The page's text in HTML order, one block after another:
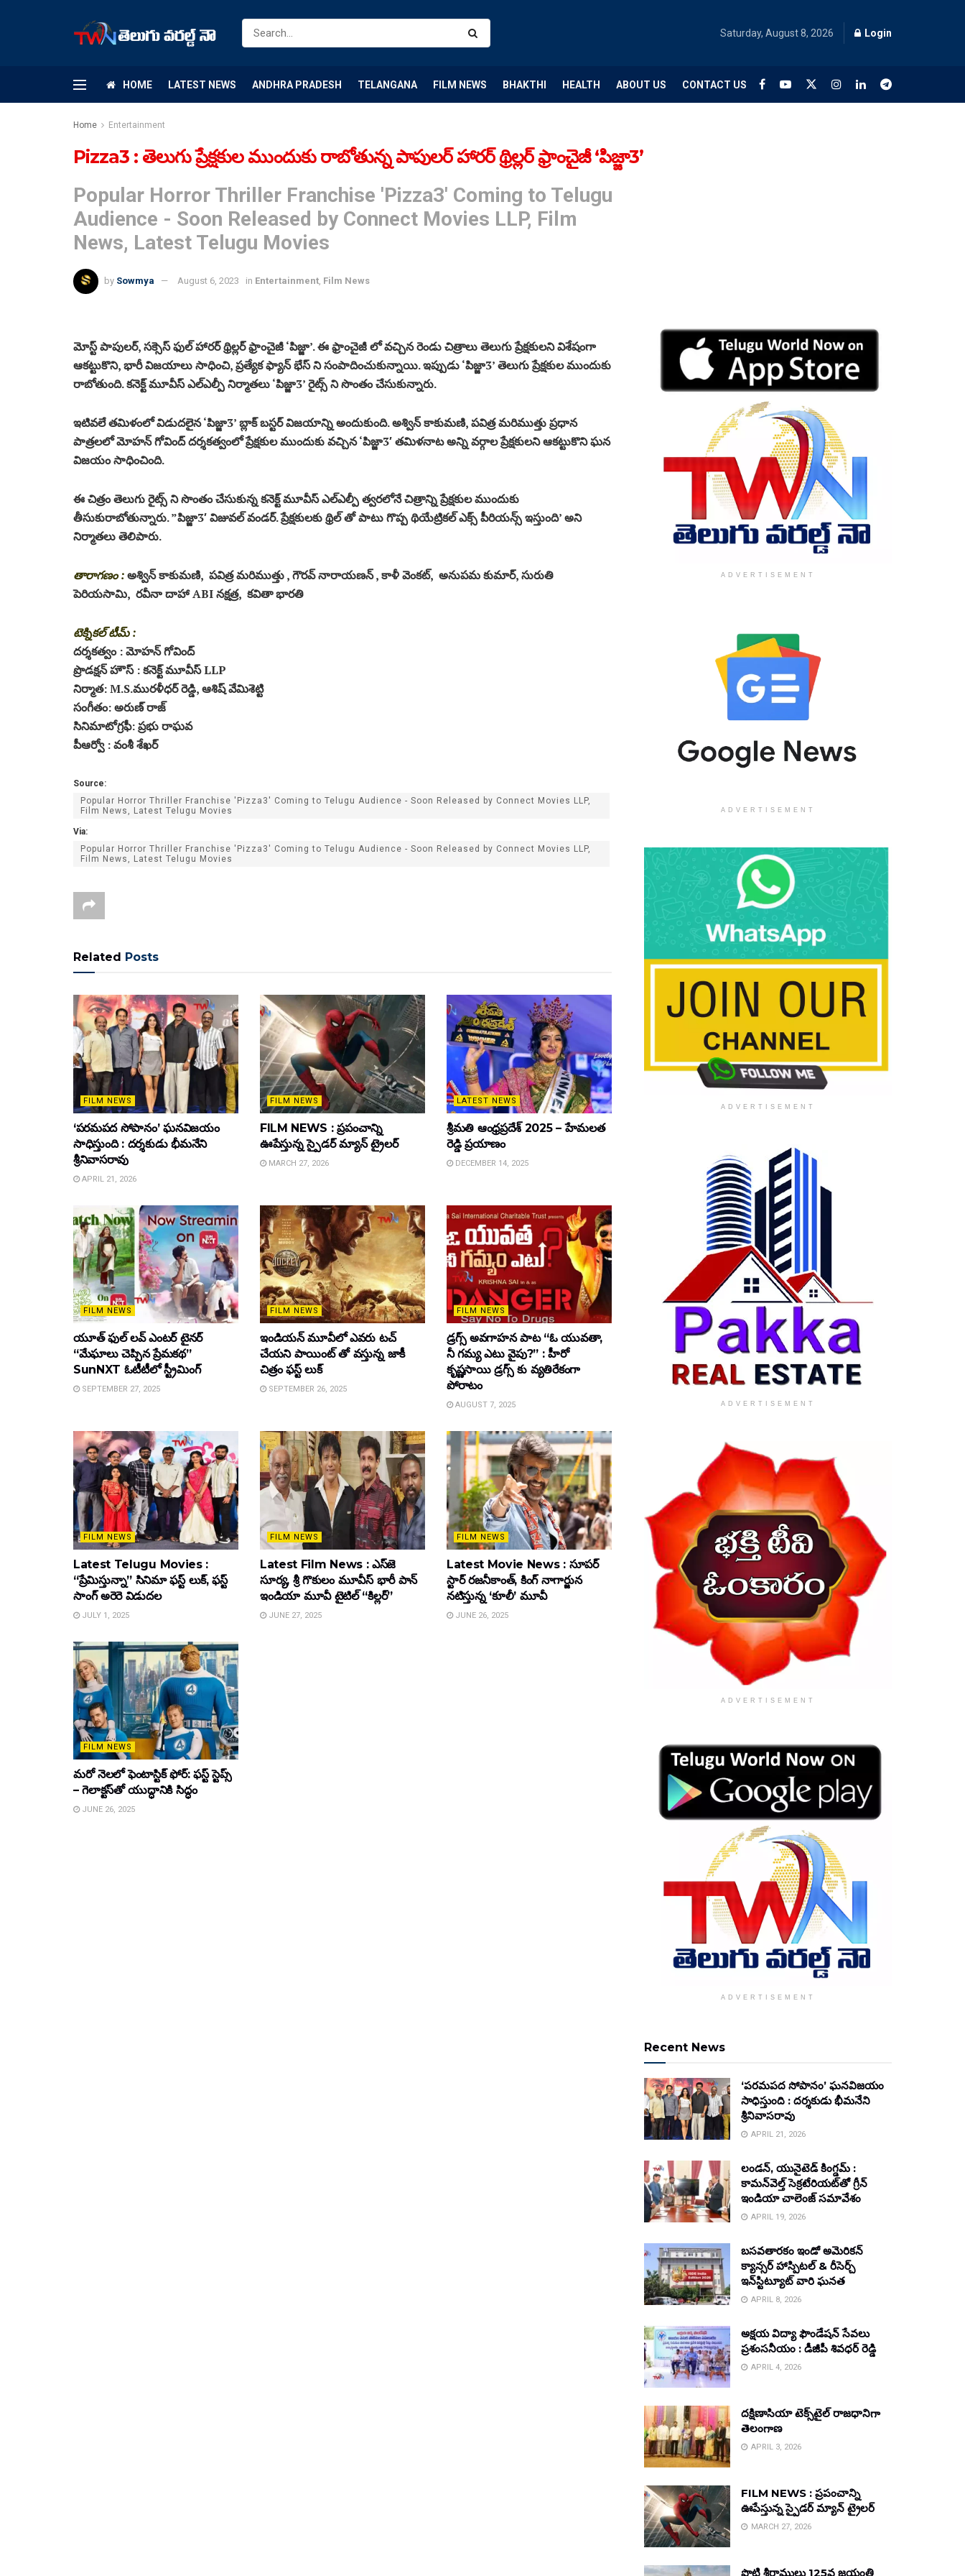
Saturday, August 8, 2026 Login
HOME LATEST NEWS ANDHRA PRADESH TELANGANA FILM NEWS BHAKTHI HEALTH ABOUT US CONTACT US
Home Entertainment
Pizza3 : తెలుగు ప్రేక్షకుల ముందుకు రాబోతున్న పాపులర్ హారర్ థ్రిల్లర్ ఫ్రాంచైజీ ‘పిజ్జా3’
Popular Horror Thriller Franchise 'Pizza3' Coming to Telugu
Audience - Soon Released by Connect Movies LLP, Film
News, Latest Telugu Movies
by Sowmya August 6, 2023 in Entertainment, Film News
మోస్ట్ పాపులర్, సక్సెస్ ఫుల్ హారర్ థ్రిల్లర్ ఫ్రాంచైజీ ‘పిజ్జా’. ఈ ఫ్రాంచైజీ లో వచ్చిన రెండు చిత్రాలు తెలుగు ప్రేక్షకులని విశేషంగా
ఆకట్టుకొని, భారీ విజయాలు సాధించి, ప్రత్యేక ఫ్యాన్ భేస్ ని సంపాదించుకున్నాయి. ఇప్పుడు ‘పిజ్జా3’ తెలుగు ప్రేక్షకుల ముందుకు
రాబోతుంది. కనెక్ట్ మూవీస్ ఎల్ఎల్పీ నిర్మాతలు ‘పిజ్జా3’ రైట్స్ ని సొంతం చేసుకున్నారు.
ఇటివలే తమిళంలో విడుదలైన ‘పిజ్జా3’ బ్లాక్ బస్టర్ విజయాన్ని అందుకుంది. అశ్విన్ కాకుమణి, పవిత్ర మరిముత్తు ప్రధాన
పాత్రలలో మోహన్ గోవింద్ దర్శకత్వంలో ప్రేక్షకుల ముందుకు వచ్చిన ‘పిజ్జా3′ తమిళనాట అన్ని వర్గాల ప్రేక్షకులని ఆకట్టుకొని ఘన
విజయం సాధించింది.
ఈ చిత్రం తెలుగు రైట్స్ ని సొంతం చేసుకున్న కనెక్ట్ మూవీస్ ఎల్ఎల్పీ త్వరలోనే చిత్రాన్ని ప్రేక్షకుల ముందుకు
తీసుకురాబోతున్నారు. ”పిజ్జా3′ విజువల్ వండర్. ప్రేక్షకులకు థ్రిల్ తో పాటు గొప్ప థియేట్రికల్ ఎక్స్ పీరియన్స్ ఇస్తుంది’ అని
నిర్మాతలు తెలిపారు.
తారాగణం :అశ్విన్ కాకుమణి, పవిత్ర మరిముత్తు , గౌరవ్ నారాయణన్ , కాళీ వెంకట్, అనుపమ కుమార్, సురుతి
పెరియసామి, రవీనా దాహా ABI నక్షత్ర, కవితా భారతి
టెక్నికల్ టీమ్ :
దర్శకత్వం : మోహన్ గోవింద్
ప్రొడక్షన్ హౌస్ : కనెక్ట్ మూవీస్ LLP
నిర్మాత: M.S.మురళీధర్ రెడ్డి, ఆశిష్ వేమిశెట్టి
సంగీతం: అరుణ్ రాజ్
సినిమాటోగ్రఫీ: ప్రభు రాఘవ
పీఆర్వో : వంశీ శేఖర్
Source:
Popular Horror Thriller Franchise 'Pizza3' Coming to Telugu Audience - Soon Released by Connect Movies LLP,
Film News, Latest Telugu Movies
Via:
Popular Horror Thriller Franchise 'Pizza3' Coming to Telugu Audience - Soon Released by Connect Movies LLP,
Film News, Latest Telugu Movies
Related Posts
FILM NEWS
‘పరమపద సోపానం’ ఘనవిజయం
సాధిస్తుంది : దర్శకుడు భీమనేని
శ్రీనివాసరావు
APRIL 21, 2026
FILM NEWS
FILM NEWS : ప్రపంచాన్ని
ఊపేస్తున్న స్పైడర్ మ్యాన్ ట్రైలర్
MARCH 27, 2026
LATEST NEWS
శ్రీమతి ఆంధ్రప్రదేశ్ 2025 – హేమలత
రెడ్డి ప్రయాణం
DECEMBER 14, 2025
FILM NEWS
యూత్ ఫుల్ లవ్ ఎంటర్ టైనర్
“మేఘాలు చెప్పిన ప్రేమకథ”
SunNXT ఓటీటీలో స్ట్రీమింగ్
SEPTEMBER 27, 2025
FILM NEWS
ఇండియన్ మూవీలో ఎవరు టచ్
చేయని పాయింట్ తో వస్తున్న జాకీ
చిత్రం ఫస్ట్ లుక్
SEPTEMBER 26, 2025
FILM NEWS
డ్రగ్స్ అవగాహన పాట “ఓ యువతా,
నీ గమ్య ఎటు వైపు?” : హీరో
కృష్ణసాయి డ్రగ్స్ కు వ్యతిరేకంగా
పోరాటం
AUGUST 7, 2025
FILM NEWS
Latest Telugu Movies :
“ప్రేమిస్తున్నా” సినిమా ఫస్ట్ లుక్, ఫస్ట్
సాంగ్ అరెరె విడుదల
JULY 1, 2025
FILM NEWS
Latest Film News : ఎస్‌జె
సూర్య, శ్రీ గొకులం మూవీస్‌ భారీ పాన్‌
ఇండియా మూవీ టైటిల్ “కిల్లర్”
JUNE 27, 2025
FILM NEWS
Latest Movie News : సూపర్
స్టార్ రజనీకాంత్, కింగ్ నాగార్జున
నటిస్తున్న ‘కూలీ’ మూవీ
JUNE 26, 2025
FILM NEWS
మరో నెలలో ఫెంటాస్టిక్ ఫోర్: ఫస్ట్ స్టెప్స్
– గెలాక్టస్‌తో యుద్ధానికి సిద్ధం
JUNE 26, 2025
ADVERTISEMENT
ADVERTISEMENT
ADVERTISEMENT
ADVERTISEMENT
ADVERTISEMENT
ADVERTISEMENT
Recent News
‘పరమపద సోపానం’ ఘనవిజయం
సాధిస్తుంది : దర్శకుడు భీమనేని
శ్రీనివాసరావు
APRIL 21, 2026
లండన్, యునైటెడ్ కింగ్డమ్ :
కామన్‌వెల్త్ సెక్రటేరియట్‌తో గ్రీన్
ఇండియా చాలెంజ్ సమావేశం
APRIL 19, 2026
బసవతారకం ఇండో అమెరికన్
క్యాన్సర్ హాస్పిటల్ & రీసెర్చ్
ఇన్‌స్టిట్యూట్ వారి ఘనత
APRIL 8, 2026
అక్షయ విద్యా ఫౌండేషన్ సేవలు
ప్రశంసనీయం : డీజీపీ శివధర్ రెడ్డి
APRIL 4, 2026
దక్షిణాసియా టెక్స్‌టైల్ రాజధానిగా
తెలంగాణ
APRIL 3, 2026
FILM NEWS : ప్రపంచాన్ని
ఊపేస్తున్న స్పైడర్ మ్యాన్ ట్రైలర్
MARCH 27, 2026
పొట్టి శ్రీరాములు 125వ జయంతి